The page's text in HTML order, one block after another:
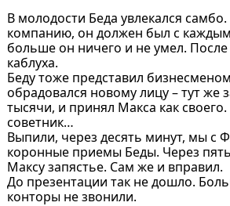
В молодости Беда увлекался
компанию, он должен был с
больше он ничего и не умел. После
каблуха.
Беду тоже представил
обрадовался новому лицу – тут же
тысячи, и принял Макса как
советник…
Выпили, через десять минут, мы с
коронные приемы Беды. Через
Максу запястье. Сам же и вправил.
До презентации так не дошло.
конторы не звонили.